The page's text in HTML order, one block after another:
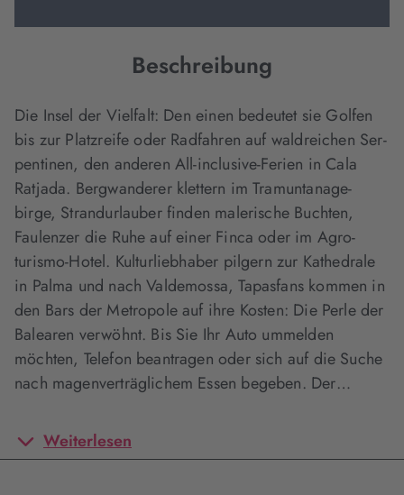
Beschreibung
Die Insel der Vielfalt: Den einen bedeutet sie Golfen
bis zur Platzreife oder Radfahren auf waldreichen Ser­
pentinen, den anderen All-inclusive-Ferien in Cala
Ratjada. Bergwanderer klettern im Tramuntanage­
birge, Strandurlauber finden malerische Buchten,
Faulenzer die Ruhe auf einer Finca oder im Agro­
turismo-Hotel. Kulturliebhaber pilgern zur Kathedrale
in Palma und nach Valdemossa, Tapasfans kommen in
den Bars der Metropole auf ihre Kosten: Die Perle der
Balearen verwöhnt. Bis Sie Ihr Auto ummelden
möchten, Telefon beantragen oder sich auf die Suche
nach magenverträglichem Essen begeben. Der…
Weiterlesen